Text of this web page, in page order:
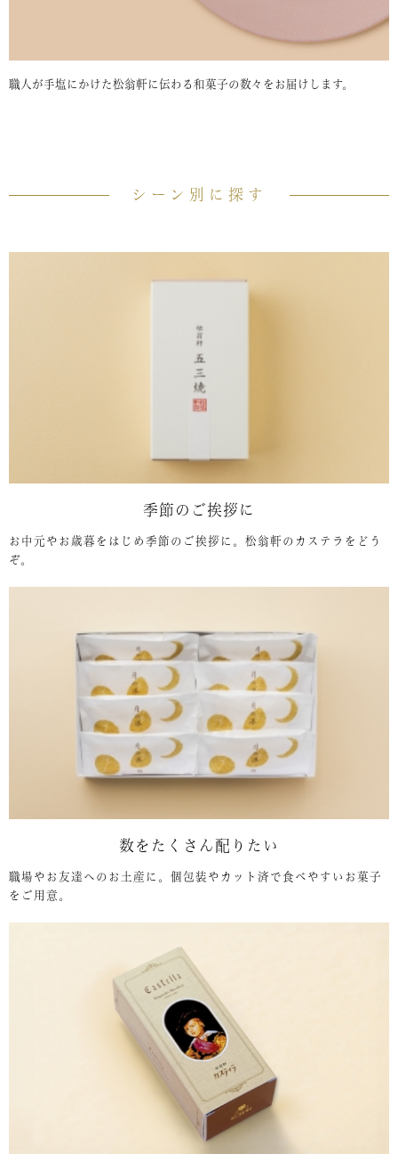
職人が手塩にかけた松翁軒に伝わる和菓子の数々をお届けします。
シーン別に探す
季節のご挨拶に
お中元やお歳暮をはじめ季節のご挨拶に。松翁軒のカステラをどう
ぞ。
数をたくさん配りたい
職場やお友達へのお土産に。個包装やカット済で食べやすいお菓子
をご用意。